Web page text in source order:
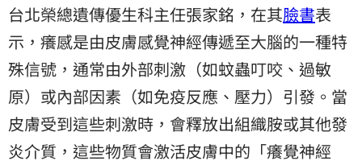
台北榮總遺傳優生科主任張家銘，在其臉書表
示，癢感是由皮膚感覺神經傳遞至大腦的一種特
殊信號，通常由外部刺激（如蚊蟲叮咬、過敏
原）或內部因素（如免疫反應、壓力）引發。當
皮膚受到這些刺激時，會釋放出組織胺或其他發
炎介質，這些物質會激活皮膚中的「癢覺神經